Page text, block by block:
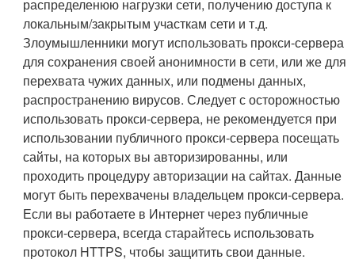
распределенюю нагрузки сети, получению доступа к
локальным/закрытым участкам сети и т.д.
Злоумышленники могут использовать прокси-сервера
для сохранения своей анонимности в сети, или же для
перехвата чужих данных, или подмены данных,
распространению вирусов. Следует с осторожностью
использовать прокси-сервера, не рекомендуется при
использовании публичного прокси-сервера посещать
сайты, на которых вы авторизированны, или
проходить процедуру авторизации на сайтах. Данные
могут быть перехвачены владельцем прокси-сервера.
Если вы работаете в Интернет через публичные
прокси-сервера, всегда старайтесь использовать
протокол HTTPS, чтобы защитить свои данные.